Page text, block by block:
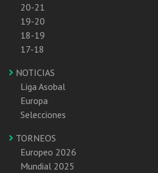
20-21
19-20
18-19
17-18
NOTICIAS
Liga Asobal
Europa
Selecciones
TORNEOS
Europeo 2026
Mundial 2025